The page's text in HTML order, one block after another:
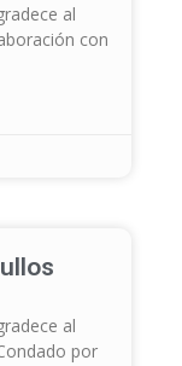
al
con
al
por